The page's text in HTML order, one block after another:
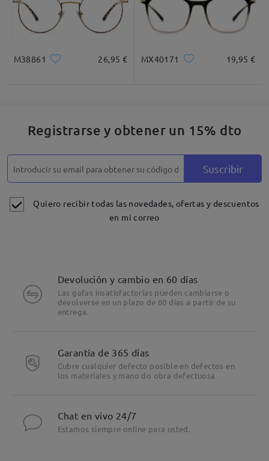
M38861 26,95 € MX40171 19,95 €
Registrarse y obtener un 15% dto
Suscribir
Quiero recibir todas las novedades, ofertas y descuentos
en mi correo
Devolución y cambio en 60 días
Las gafas insatisfactorias pueden cambiarse o
devolverse en un plazo de 60 días a partir de su
entrega.
Garantía de 365 días
Cubre cualquier defecto posible en defectos en
los materiales y mano do obra defectuosa
Chat en vivo 24/7
Estamos siempre online para usted.